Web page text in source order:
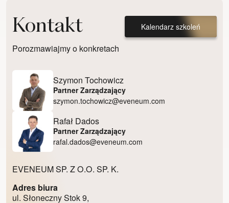
Kontakt
Porozmawiajmy o konkretach
Kalendarz szkoleń
Szymon Tochowicz
Partner Zarządzający
szymon.tochowicz@eveneum.com
Rafał Dados
Partner Zarządzający
rafal.dados@eveneum.com
EVENEUM SP. Z O.O. SP. K.
Adres biura
ul. Słoneczny Stok 9,